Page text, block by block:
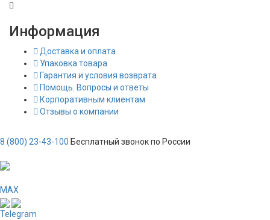
Информация
Доставка и оплата
Упаковка товара
Гарантия и условия возврата
Помощь. Вопросы и ответы
Корпоративным клиентам
Отзывы о компании
8 (800) 23-43-100 Бесплатный звонок по России
MAX
Telegram